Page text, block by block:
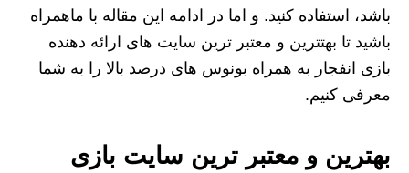
باشد، استفاده کنید. و اما در ادامه این مقاله با ماهمراه
باشید تا بهتترین و معتبر ترین سایت های ارائه دهنده
بازی انفجار به همراه بونوس های درصد بالا را به شما
معرفی کنیم.
بهترین و معتبر ترین سایت بازی